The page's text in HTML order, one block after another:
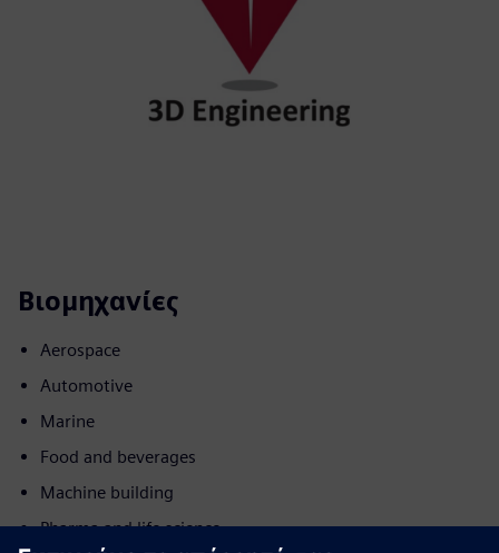
Βιομηχανίες
Aerospace
Automotive
Marine
Food and beverages
Machine building
Pharma and life science